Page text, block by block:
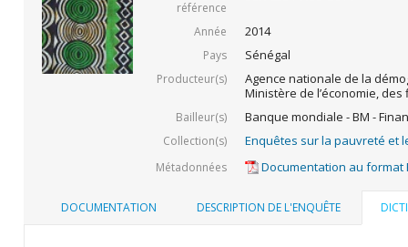
référence
Année 2014
Pays Sénégal
Producteur(s)
Agence nationale de la
Ministère de l’économie,
Bailleur(s) Banque mondiale - BM -
Collection(s) Enquêtes sur la pauvreté et
Métadonnées Documentation au format
DOCUMENTATION DESCRIPTION DE L'ENQUÊTE